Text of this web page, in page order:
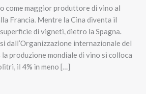
come maggior produttore di vino al
Francia. Mentre la Cina diventa il
di vigneti, dietro la Spagna.
dall’Organizzazione internazionale del
produzione mondiale di vino si colloca
il 4% in meno […]